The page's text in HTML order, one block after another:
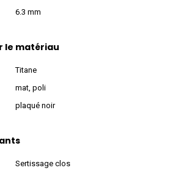
6.3 mm
le matériau
Titane
mat, poli
plaqué noir
Sertissage clos